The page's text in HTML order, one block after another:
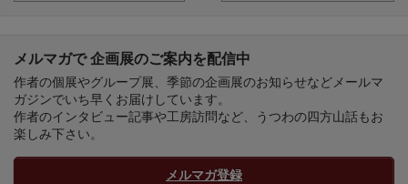
メルマガで 企画展のご案内を配信中
作者の個展やグループ展、季節の企画展のお知らせなどメールマ
ガジンでいち早くお届けしています。
作者のインタビュー記事や工房訪問など、うつわの四方山話もお
楽しみ下さい。
メルマガ登録